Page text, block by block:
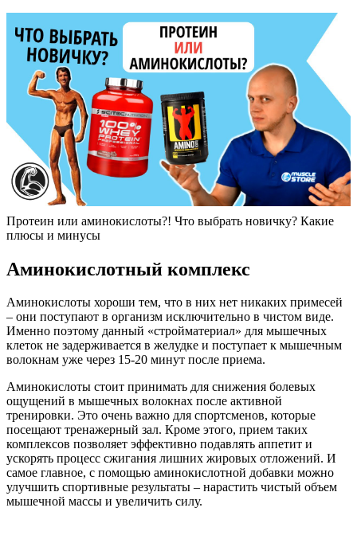
Протеин или аминокислоты?! Что выбрать новичку? Какие
плюсы и минусы
Аминокислотный комплекс
Аминокислоты хороши тем, что в них нет никаких примесей
– они поступают в организм исключительно в чистом виде.
Именно поэтому данный «стройматериал» для мышечных
клеток не задерживается в желудке и поступает к мышечным
волокнам уже через 15-20 минут после приема.
Аминокислоты стоит принимать для снижения болевых
ощущений в мышечных волокнах после активной
тренировки. Это очень важно для спортсменов, которые
посещают тренажерный зал. Кроме этого, прием таких
комплексов позволяет эффективно подавлять аппетит и
ускорять процесс сжигания лишних жировых отложений. И
самое главное, с помощью аминокислотной добавки можно
улучшить спортивные результаты – нарастить чистый объем
мышечной массы и увеличить силу.